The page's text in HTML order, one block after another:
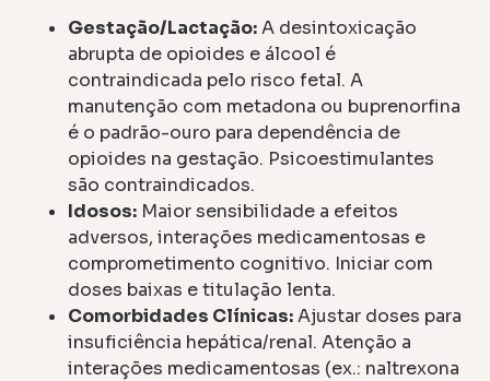
Gestação/Lactação:A desintoxicação
abrupta de opioides e álcool é
contraindicada pelo risco fetal. A
manutenção com metadona ou buprenorfina
é o padrão-ouro para dependência de
opioides na gestação. Psicoestimulantes
são contraindicados.
Idosos: Maior sensibilidade a efeitos
adversos, interações medicamentosas e
comprometimento cognitivo. Iniciar com
doses baixas e titulação lenta.
Comorbidades Clínicas:Ajustar doses para
insuficiência hepática/renal. Atenção a
interações medicamentosas (ex.: naltrexona